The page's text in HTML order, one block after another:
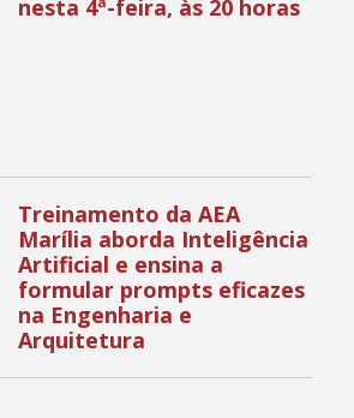
nesta 4ª-feira, às 20 horas
Treinamento da AEA
Marília aborda Inteligência
Artificial e ensina a
formular prompts eficazes
na Engenharia e
Arquitetura